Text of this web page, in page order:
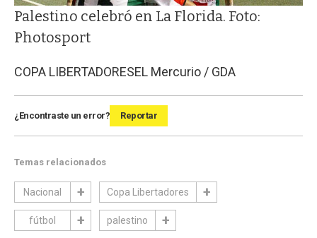
Palestino celebró en La Florida. Foto:
Photosport
COPA LIBERTADORESEL Mercurio / GDA
¿Encontraste un error? Reportar
Temas relacionados
Nacional Copa Libertadores
fútbol palestino